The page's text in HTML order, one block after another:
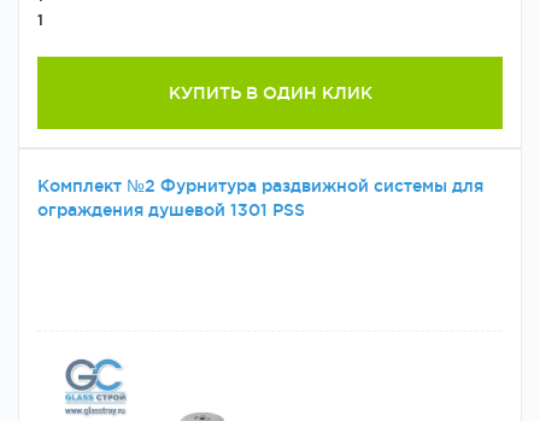
1
КУПИТЬ В ОДИН КЛИК
Комплект №2 Фурнитура раздвижной системы для
ограждения душевой 1301 PSS